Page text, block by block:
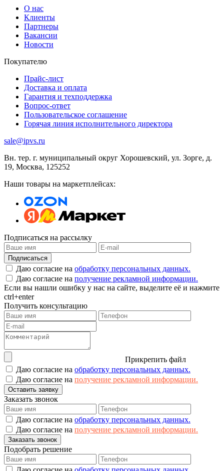
О нас
Клиенты
Партнеры
Вакансии
Новости
Покупателю
Прайс-лист
Доставка и оплата
Гарантия и техподдержка
Вопрос-ответ
Пользовательское соглашение
Горячая линия исполнительного директора
sale@ipvs.ru
Вн. тер. г. муниципальный округ Хорошевский, ул. Зорге, д.
19, Москва, 125252
Наши товары на маркетплейсах:
Подписаться на рассылку
Подписаться
Даю согласие на обработку персональных данных.
Даю согласие на получение рекламной информации.
Если вы нашли ошибку у нас на сайте, выделите её и нажмите
ctrl+enter
Получить консультацию
Прикрепить файл
Даю согласие на обработку персональных данных.
Даю согласие на получение рекламной информации.
Оставить заявку
Заказать звонок
Даю согласие на обработку персональных данных.
Даю согласие на получение рекламной информации.
Заказать звонок
Подобрать решение